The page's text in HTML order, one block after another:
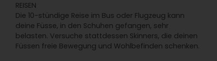
REISEN
Die 10-stündige Reise im Bus oder Flugzeug kann
deine Füsse, in den Schuhen gefangen, sehr
belasten. Versuche stattdessen Skinners, die deinen
Füssen freie Bewegung und Wohlbefinden schenken.